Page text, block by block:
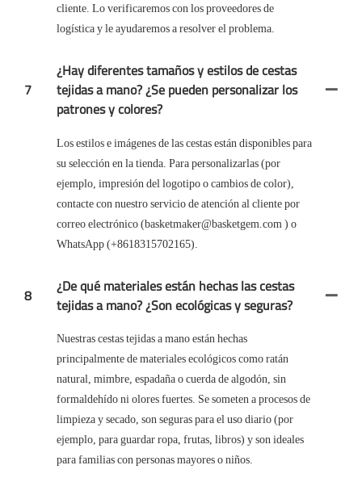
cliente. Lo verificaremos con los proveedores de
logística y le ayudaremos a resolver el problema.
7
¿Hay diferentes tamaños y estilos de cestas
tejidas a mano? ¿Se pueden personalizar los
patrones y colores?
Los estilos e imágenes de las cestas están disponibles para
su selección en la tienda. Para personalizarlas (por
ejemplo, impresión del logotipo o cambios de color),
contacte con nuestro servicio de atención al cliente por
correo electrónico (basketmaker@basketgem.com ) o
WhatsApp (+8618315702165).
8
¿De qué materiales están hechas las cestas
tejidas a mano? ¿Son ecológicas y seguras?
Nuestras cestas tejidas a mano están hechas
principalmente de materiales ecológicos como ratán
natural, mimbre, espadaña o cuerda de algodón, sin
formaldehído ni olores fuertes. Se someten a procesos de
limpieza y secado, son seguras para el uso diario (por
ejemplo, para guardar ropa, frutas, libros) y son ideales
para familias con personas mayores o niños.